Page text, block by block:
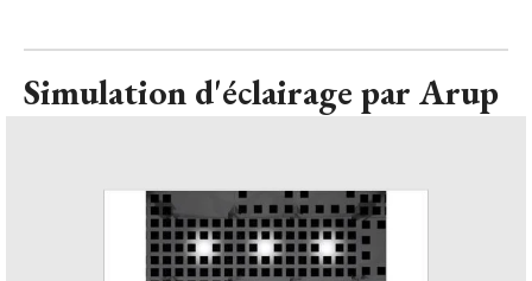
Simulation d'éclairage par Arup